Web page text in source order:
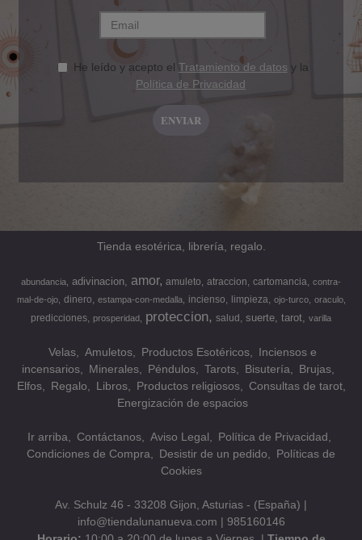
He leído y acepto el Tratamiento de datos y la
Política de Privacidad
Tienda esotérica, librería, regalo.
abundancia adivinacion amor amuleto atraccion cartomancia contra-
mal-de-ojo
dinero estampa-con-medalla incienso limpieza ojo-turco oraculo
predicciones prosperidad proteccion salud suerte tarot varilla
Velas Amuletos Productos Esotéricos
Inciensos e
incensarios
Minerales Péndulos Tarots Bisutería
Brujas
Elfos
Regalo Libros Productos religiosos
Consultas de tarot
Energización de espacios
Ir arriba Contáctanos Aviso Legal
Política de Privacidad
Condiciones de Compra
Desistir de un pedido
Políticas de
Cookies
Av. Schulz 46 - 33208 Gijon, Asturias - (España) |
info@tiendalunanueva.com | 985160146